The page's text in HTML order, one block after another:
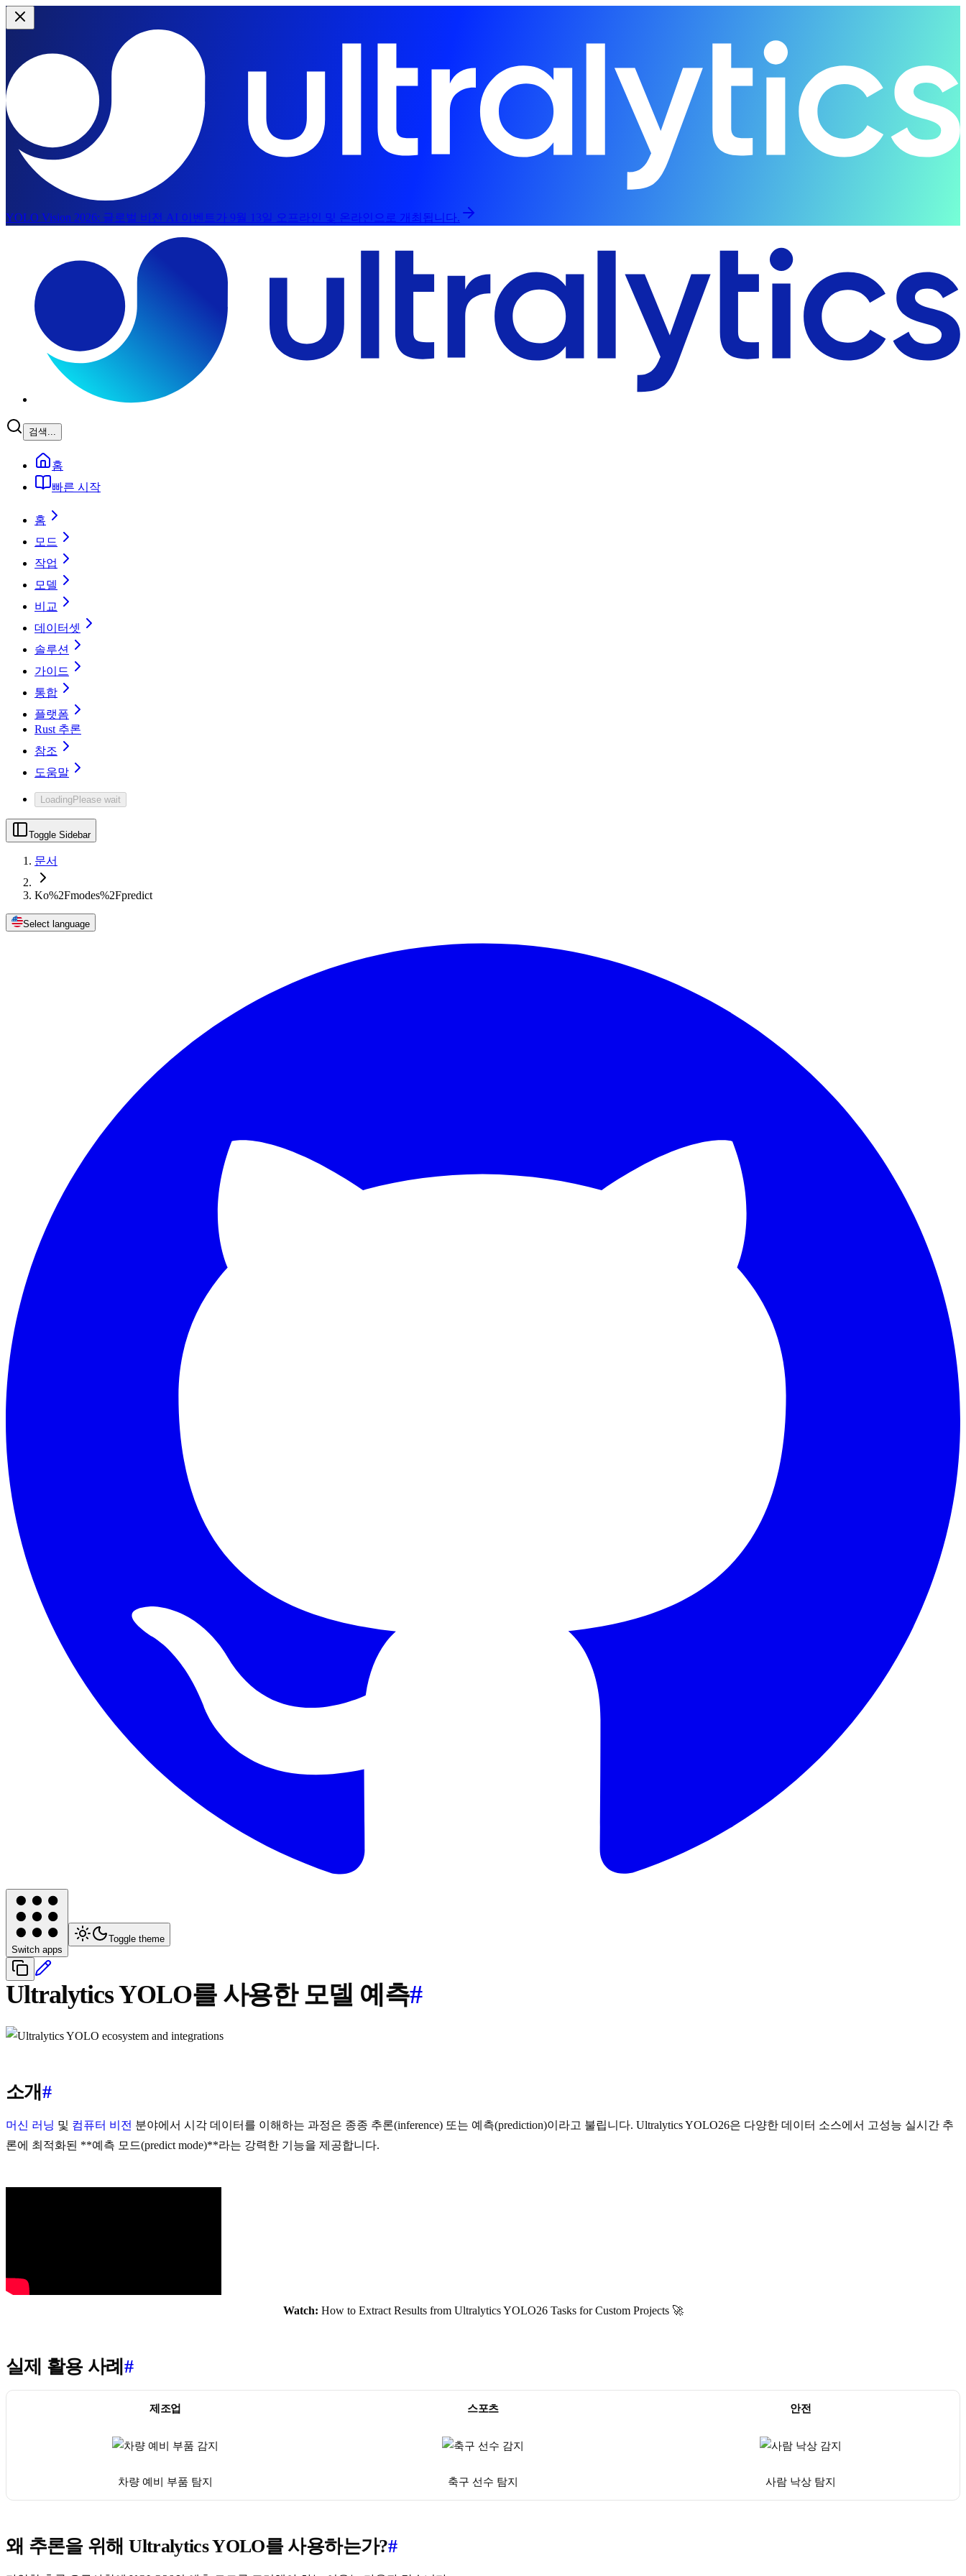
YOLO Vision 2026: 글로벌 비전 AI 이벤트가 9월 13일 오프라인 및 온라인으로 개최됩니다.
검색...
홈
빠른 시작
홈
모드
작업
모델
비교
데이터셋
솔루션
가이드
통합
플랫폼
Rust 추론
참조
도움말
LoadingPlease wait
Toggle Sidebar
문서
Ko%2Fmodes%2Fpredict
Select language
Switch apps
Toggle theme
Ultralytics YOLO를 사용한 모델 예측#
소개#
머신 러닝 및 컴퓨터 비전 분야에서 시각 데이터를 이해하는 과정은 종종 추론(inference) 또는 예측(prediction)이라고 불립니다. Ultralytics YOLO26은 다양한 데이터 소스에서 고성능 실시간 추
론에 최적화된 **예측 모드(predict mode)**라는 강력한 기능을 제공합니다.
Watch: How to Extract Results from Ultralytics YOLO26 Tasks for Custom Projects 🚀
실제 활용 사례 #
제조업 스포츠 안전
차량 예비 부품 탐지 축구 선수 탐지 사람 낙상 탐지
왜 추론을 위해 Ultralytics YOLO를 사용하는가?#